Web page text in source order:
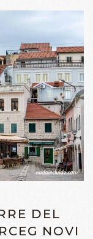
DEL
NOVI